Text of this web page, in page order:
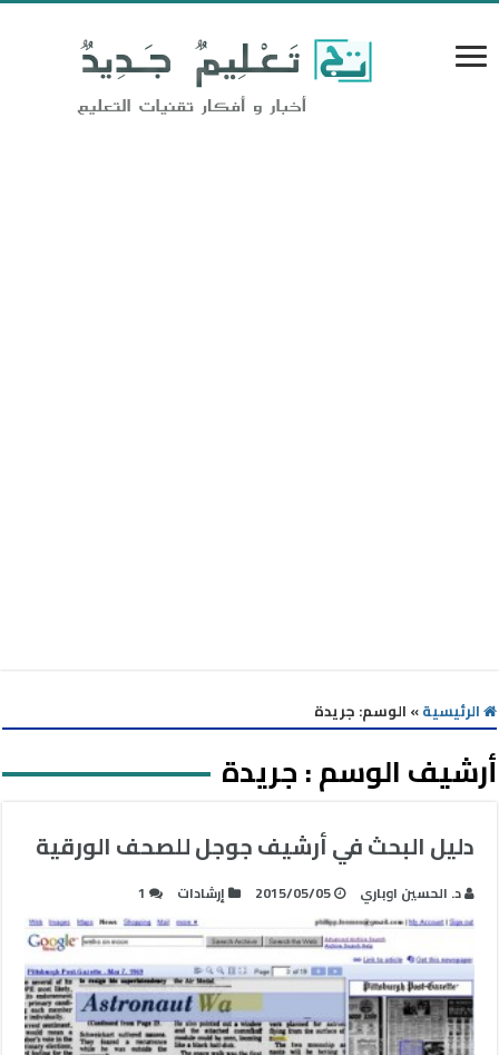
الرئيسية» الوسم: جريدة
أرشيف الوسم :جريدة
دليل البحث في أرشيف جوجل للصحف الورقية
د. الحسين اوباري 2015/05/05 إرشادات 1